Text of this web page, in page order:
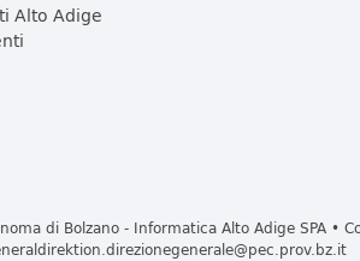
Alto Adige
di Bolzano - Informatica Alto Adige SPA •